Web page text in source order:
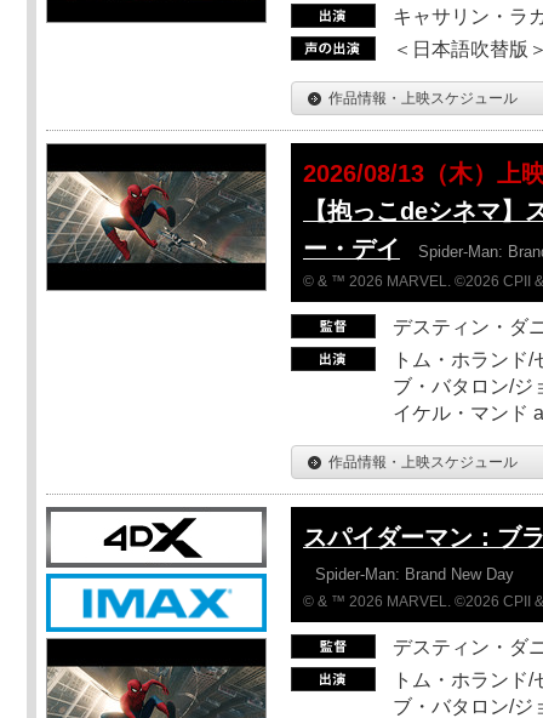
キャサリン・ラ
＜日本語吹替版
作品情報・上映スケジュール
2026/08/13（木）上
【抱っこdeシネマ】
ー・デイ
Spider-Man:
© & ™ 2026 MARVEL. ©2026 CPII
デスティン・ダ
トム・ホランド
ブ・バタロン/ジ
イケル・マンド
作品情報・上映スケジュール
スパイダーマン：ブ
Spider-Man: Brand New Day
© & ™ 2026 MARVEL. ©2026 CPII
デスティン・ダ
トム・ホランド
ブ・バタロン/ジ